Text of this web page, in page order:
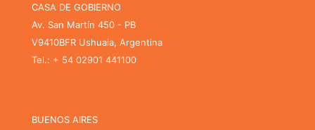
CASA DE GOBIERNO
Av. San Martín 450 - PB
V9410BFR Ushuaia, Argentina
Tel.: + 54 02901 441100
BUENOS AIRES